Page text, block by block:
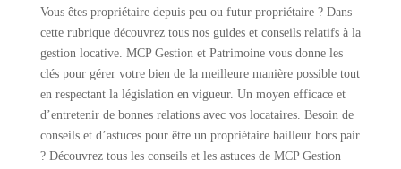
Vous êtes propriétaire depuis peu ou futur propriétaire ? Dans
cette rubrique découvrez tous nos guides et conseils relatifs à la
gestion locative. MCP Gestion et Patrimoine vous donne les
clés pour gérer votre bien de la meilleure manière possible tout
en respectant la législation en vigueur. Un moyen efficace et
d’entretenir de bonnes relations avec vos locataires. Besoin de
conseils et d’astuces pour être un propriétaire bailleur hors pair
? Découvrez tous les conseils et les astuces de MCP Gestion